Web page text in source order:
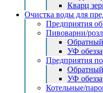
Кварц
Очистка воды для
Предприятия
Пивоварни/
УФ
Предприятия
УФ
Котельные/